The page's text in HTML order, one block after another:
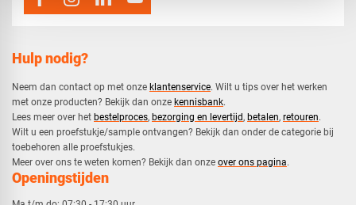
Hulp nodig?
Neem dan contact op met onze klantenservice. Wilt u tips over het werken
met onze producten? Bekijk dan onze kennisbank.
​Lees meer over het bestelproces, bezorging en levertijd, betalen, retouren.​
​Wilt u een proefstukje/sample ontvangen? Bekijk dan onder de categorie bij
toebehoren alle proefstukjes.
​​Meer over ons te weten komen? Bekijk dan onze over ons pagina.
Openingstijden